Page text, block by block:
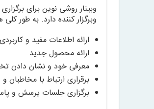
وبینار روشی نوین برای
وبرگزار کننده دارد. به طور
ارائه اطلاعات مفید و
ارائه محصول جدید
معرفی خود و نشان دادن
برقراری ارتباط با مخاطبان
برگزاری جلسات پرسش و